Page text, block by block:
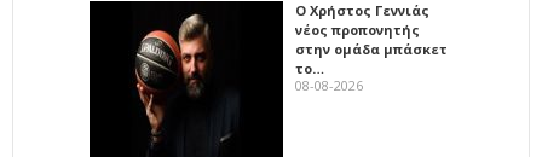
Ο Χρήστος Γεννιάς
νέος προπονητής
στην ομάδα μπάσκετ
το…
08-08-2026